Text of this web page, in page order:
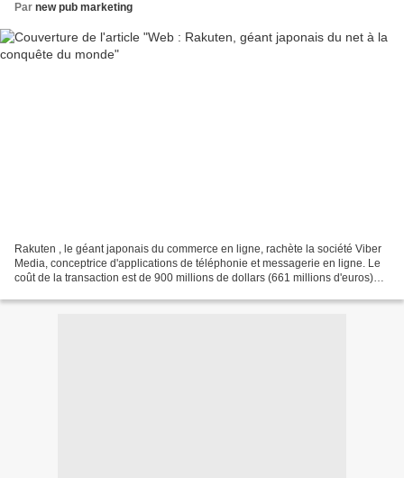
Par new pub marketing
Rakuten , le géant japonais du commerce en ligne, rachète la société Viber
Media, conceptrice d'applications de téléphonie et messagerie en ligne. Le
coût de la transaction est de 900 millions de dollars (661 millions d'euros)